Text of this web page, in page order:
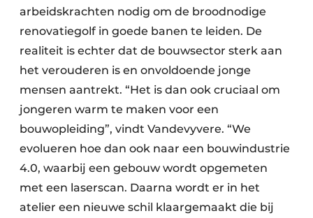
arbeidskrachten nodig om de broodnodige
renovatiegolf in goede banen te leiden. De
realiteit is echter dat de bouwsector sterk aan
het verouderen is en onvoldoende jonge
mensen aantrekt. “Het is dan ook cruciaal om
jongeren warm te maken voor een
bouwopleiding”, vindt Vandevyvere. “We
evolueren hoe dan ook naar een bouwindustrie
4.0, waarbij een gebouw wordt opgemeten
met een laserscan. Daarna wordt er in het
atelier een nieuwe schil klaargemaakt die bij